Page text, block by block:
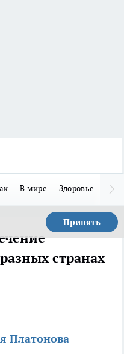
В мире Здоровье
Принять
странах
Платонова